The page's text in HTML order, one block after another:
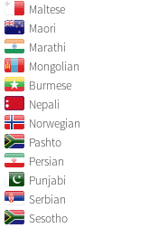
Maltese
Maori
Marathi
Mongolian
Burmese
Nepali
Norwegian
Pashto
Persian
Punjabi
Serbian
Sesotho